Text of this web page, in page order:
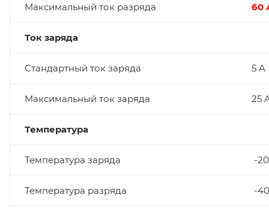
Максимальный ток разряда 60
Ток заряда
Стандартный ток заряда 5 A
Максимальный ток заряда 25
Температура
Температура заряда -
Температура разряда -